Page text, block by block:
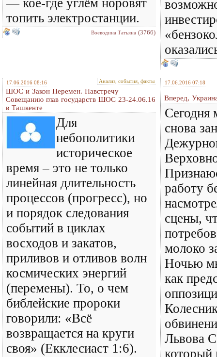
— кое-где углём норовят
топить электростанции.
Воеводина Татьяна (3766)
17.06.2016 08:16 Анализ, события, факты
ШОС и Закон Перемен. Навстречу
Совещанию глав государств ШОС 23-24.06.16
в Ташкенте
Для
небополитики
историческое
время – это не только
линейная длительность
процессов (прогресс), но
и порядок следования
событий в циклах
восходов и закатов,
приливов и отливов волн
космических энергий
(перемены). То, о чем
библейские пророки
говорили: «Всё
возвращается на круги
своя» (Екклесиаст 1:6).
17.06.2016 07:18
Вперед,
Сегодня
снова
работу
сцены,
молоко
Ночью
как
Львова
который